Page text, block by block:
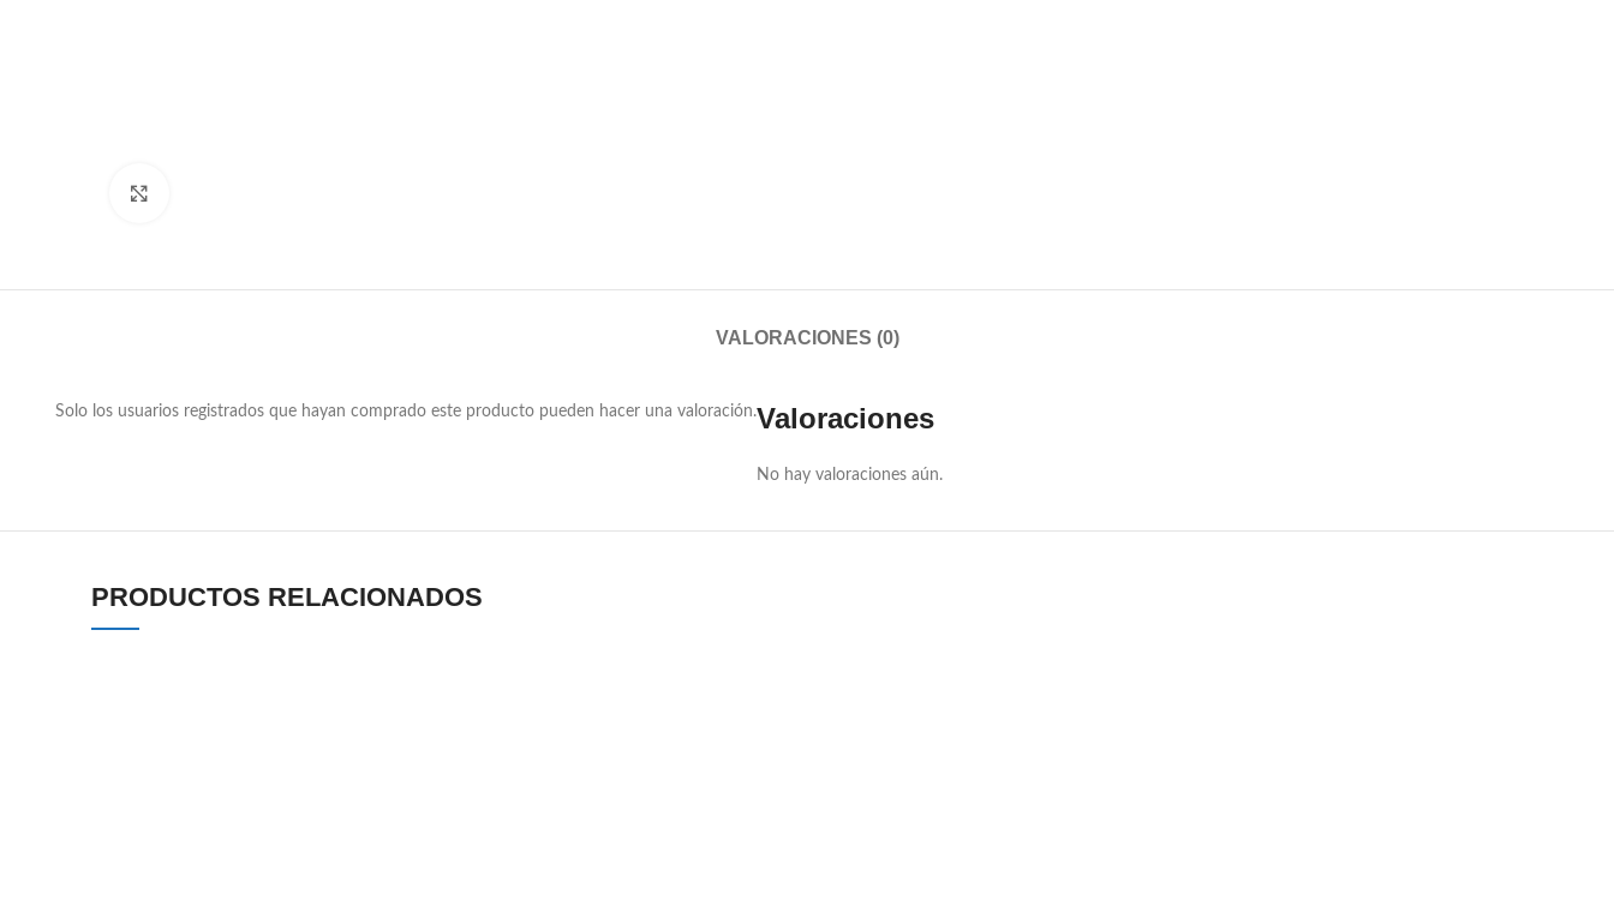
VALORACIONES (0)
Valoraciones
No hay valoraciones aún.
Solo los usuarios registrados que hayan comprado este producto pueden hacer una valoración.
PRODUCTOS RELACIONADOS